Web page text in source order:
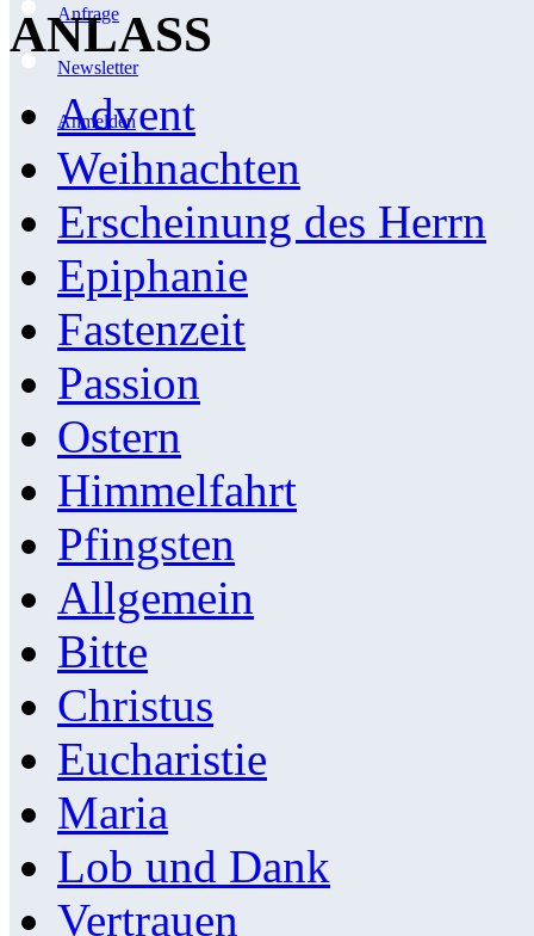
Anfrage
Newsletter
Anmelden
ANLASS
Advent
Weihnachten
Erscheinung des Herrn
Epiphanie
Fastenzeit
Passion
Ostern
Himmelfahrt
Pfingsten
Allgemein
Bitte
Christus
Eucharistie
Maria
Lob und Dank
Vertrauen